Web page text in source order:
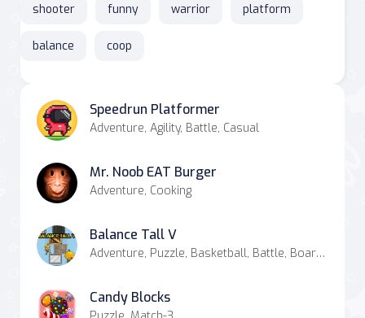
shooter funny warrior platform
balance coop
Speedrun Platformer
Adventure, Agility, Battle, Casual
Mr. Noob EAT Burger
Adventure, Cooking
Balance Tall V
Adventure, Puzzle, Basketball, Battle, Board, Casual
Candy Blocks